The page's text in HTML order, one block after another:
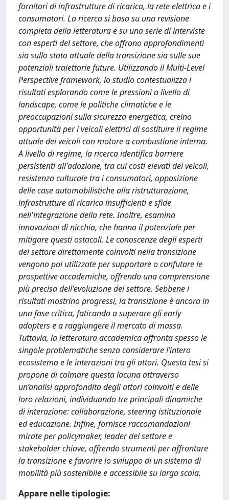
fornitori di infrastrutture di ricarica, la rete elettrica e i
consumatori. La ricerca si basa su una revisione
completa della letteratura e su una serie di interviste
con esperti del settore, che offrono approfondimenti
sia sullo stato attuale della transizione sia sulle sue
potenziali traiettorie future. Utilizzando il Multi-Level
Perspective framework, lo studio contestualizza i
risultati esplorando come le pressioni a livello di
landscape, come le politiche climatiche e le
preoccupazioni sulla sicurezza energetica, creino
opportunità per i veicoli elettrici di sostituire il regime
attuale dei veicoli con motore a combustione interna.
A livello di regime, la ricerca identifica barriere
persistenti all'adozione, tra cui costi elevati dei veicoli,
resistenza culturale tra i consumatori, opposizione
delle case automobilistiche alla ristrutturazione,
infrastrutture di ricarica insufficienti e sfide
nell'integrazione della rete. Inoltre, esamina
innovazioni di nicchia, che hanno il potenziale per
mitigare questi ostacoli. Le conoscenze degli esperti
del settore direttamente coinvolti nella transizione
vengono poi utilizzate per supportare o confutare le
prospettive accademiche, offrendo una comprensione
più precisa dell'evoluzione del settore. Sebbene i
risultati mostrino progressi, la transizione è ancora in
una fase critica, faticando a superare gli early
adopters e a raggiungere il mercato di massa.
Tuttavia, la letteratura accademica affronta spesso le
singole problematiche senza considerare l’intero
ecosistema e le interazioni tra gli attori. Questa tesi si
propone di colmare questa lacuna attraverso
un’analisi approfondita degli attori coinvolti e delle
loro relazioni, individuando tre principali dinamiche
di interazione: collaborazione, steering istituzionale
ed educazione. Infine, fornisce raccomandazioni
mirate per policymaker, leader del settore e
stakeholder chiave, offrendo strumenti per affrontare
la transizione e favorire lo sviluppo di un sistema di
mobilità più sostenibile e accessibile su larga scala.
Appare nelle tipologie: